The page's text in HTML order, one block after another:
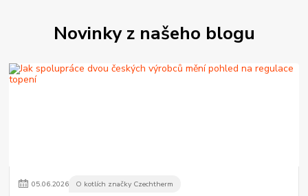
Novinky z našeho blogu
05.06.2026 O kotlích značky Czechtherm